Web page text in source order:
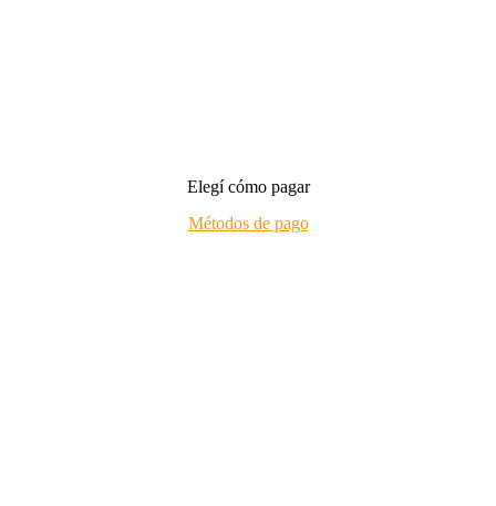
Elegí cómo pagar
Métodos de pago